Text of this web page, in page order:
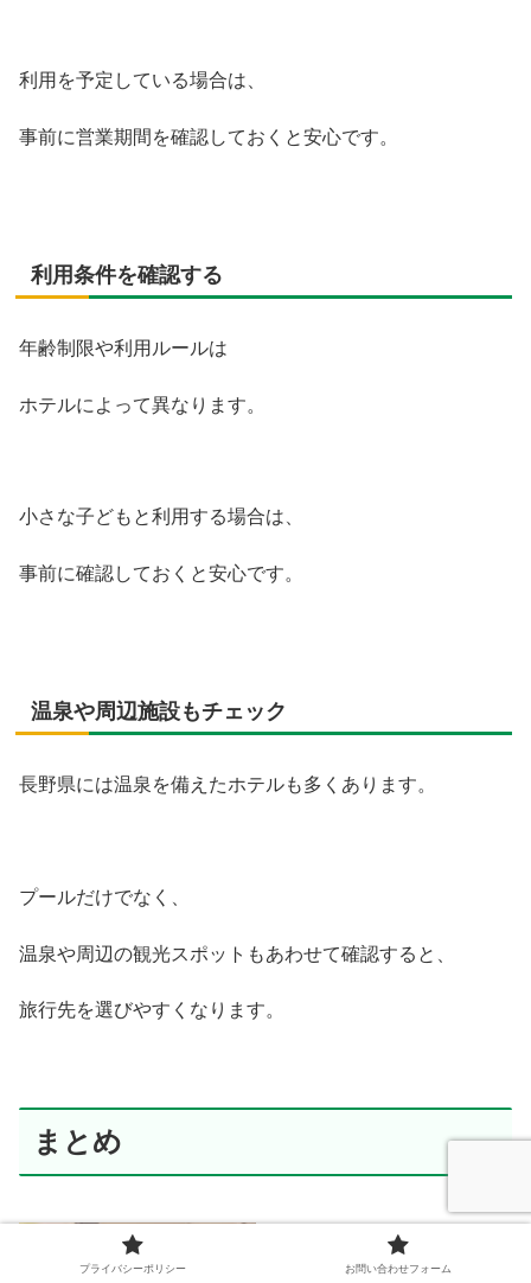
利用を予定している場合は、
事前に営業期間を確認しておくと安心です。
利用条件を確認する
年齢制限や利用ルールは
ホテルによって異なります。
小さな子どもと利用する場合は、
事前に確認しておくと安心です。
温泉や周辺施設もチェック
長野県には温泉を備えたホテルも多くあります。
プールだけでなく、
温泉や周辺の観光スポットもあわせて確認すると、
旅行先を選びやすくなります。
まとめ
プライバシーポリシー お問い合わせフォーム